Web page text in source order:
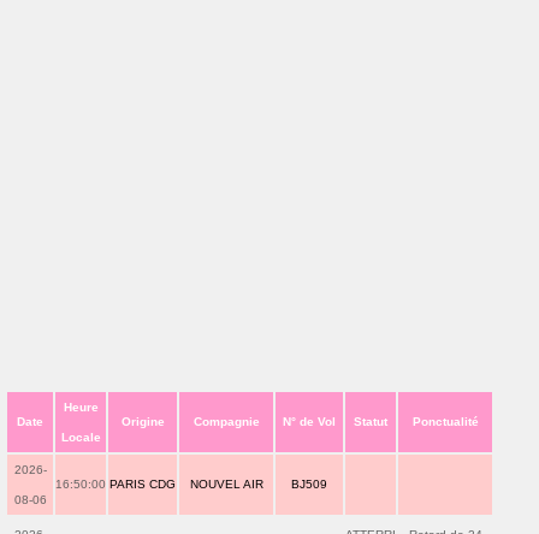
Date
Heure
Locale
Origine Compagnie N° de Vol Statut Ponctualité
2026-
08-06
16:50:00 PARIS CDG NOUVEL AIR BJ509